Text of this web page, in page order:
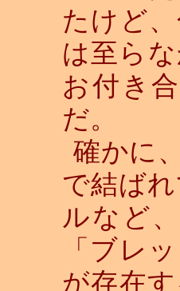
たけど
は至ら
お付き
だ。
確かに
で結ば
ルなど
「ブレ
が存在